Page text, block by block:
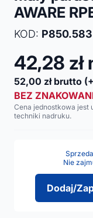
AWARE
KOD: P850.583
42,28 zł
52,00 zł brutto
BEZ
Cena jednostkowa jest
techniki nadruku.
Nie
Dodaj/